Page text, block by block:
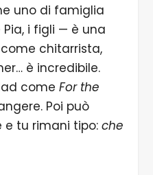
uno di famiglia
i figli — è una
chitarrista,
è incredibile.
come For the
Poi può
tu rimani tipo: che